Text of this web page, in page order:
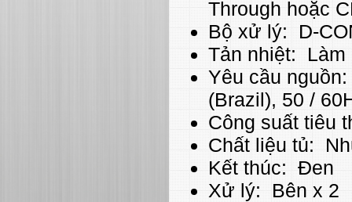
Through hoặc
Bộ xử lý: D-
Tản nhiệt: Làm
Yêu cầu
(Brazil), 50 /
Công suất tiêu
Chất liệu tủ:
Kết thúc: Đen
Xử lý: Bên x 2